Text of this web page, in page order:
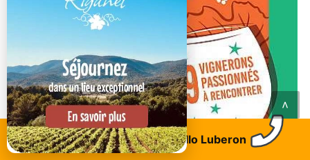
Trouvez un logement Allo Luberon
<